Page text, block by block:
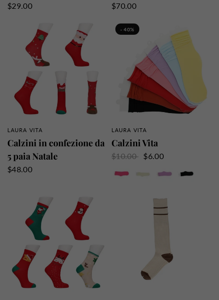
$29.00 $70.00
PANORAMICA RAPIDA
LAURA VITA
Calzini in confezione da
5 paia Natale
$48.00
- 40%
PANORAMICA RAPIDA
LAURA VITA
Calzini Vita
$10.00 $6.00